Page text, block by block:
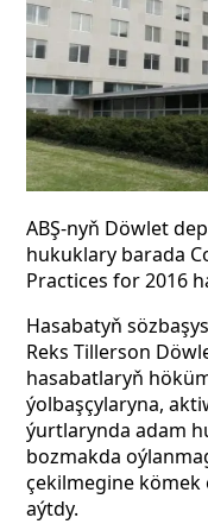
ABŞ-nyň Döwlet
hukuklary barada
Practices for 2016
Hasabatyň
Reks Tillerson
hasabatlaryň
ýolbaşçylaryna,
ýurtlarynda adam
bozmakda
çekilmegine
aýtdy.